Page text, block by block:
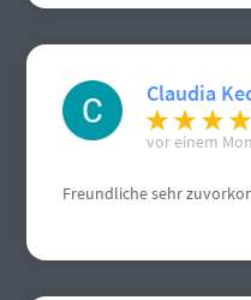
Claudia
vor einem
Freundliche sehr